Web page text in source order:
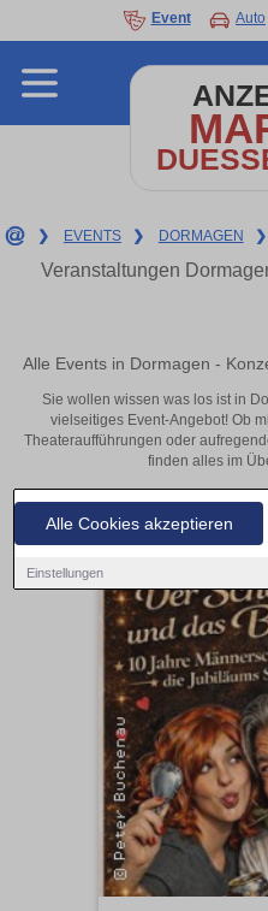
Alle Cookies akzeptieren
Einstellungen
Event Auto
❯ EVENTS ❯ DORMAGEN ❯
Veranstaltungen
Alle Events in Dormagen -
Sie wollen wissen was los ist in
vielseitiges Event-Angebot! Ob
Theateraufführungen oder
finden alles im